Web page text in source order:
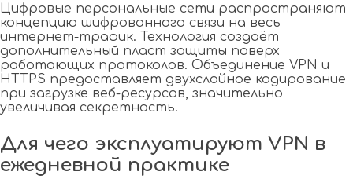
Цифровые персональные сети распространяют
концепцию шифрованного связи на весь
интернет-трафик. Технология создаёт
дополнительный пласт защиты поверх
работающих протоколов. Объединение VPN и
HTTPS предоставляет двухслойное кодирование
при загрузке веб-ресурсов, значительно
увеличивая секретность.
Для чего эксплуатируют VPN в
ежедневной практике